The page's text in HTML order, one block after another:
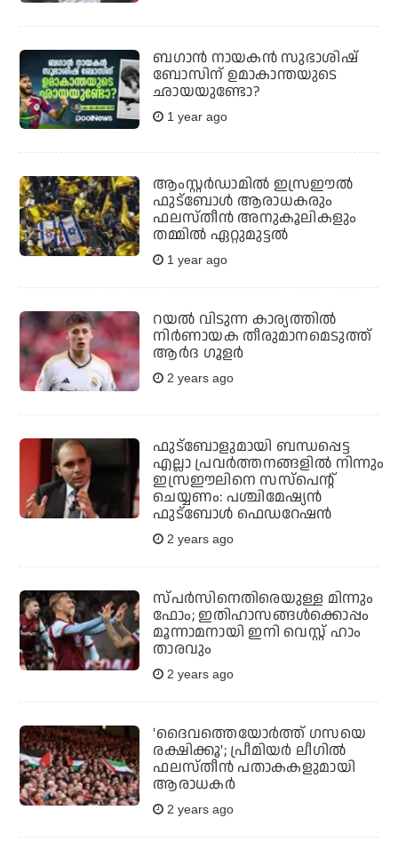
ബഗാന്‍ നായകന്‍ സുഭാശിഷ്
ബോസിന് ഉമാകാന്തയുടെ
ഛായയുണ്ടോ?
1 year ago
ആംസ്റ്റര്‍ഡാമില്‍ ഇസ്രഈല്‍
ഫുട്‌ബോള്‍ ആരാധകരും
ഫലസ്തീന്‍ അനുകൂലികളും
തമ്മില്‍ ഏറ്റുമുട്ടല്‍
1 year ago
റയല്‍ വിടുന്ന കാര്യത്തില്‍
നിര്‍ണായക തീരുമാനമെടുത്ത്
ആര്‍ദ ഗൂളര്‍
2 years ago
ഫുട്‌ബോളുമായി ബന്ധപ്പെട്ട
എല്ലാ പ്രവര്‍ത്തനങ്ങളില്‍ നിന്നും
ഇസ്രഈലിനെ സസ്പെന്റ്
ചെയ്യണം: പശ്ചിമേഷ്യന്‍
ഫുട്‌ബോള്‍ ഫെഡറേഷന്‍
2 years ago
സ്പര്‍സിനെതിരെയുള്ള മിന്നും
ഫോം; ഇതിഹാസങ്ങള്‍ക്കൊപ്പം
മൂന്നാമനായി ഇനി വെസ്റ്റ് ഹാം
താരവും
2 years ago
'ദൈവത്തെയോർത്ത് ഗസയെ
രക്ഷിക്കൂ'; പ്രീമിയർ ലീഗിൽ
ഫലസ്തീൻ പതാകകളുമായി
ആരാധകർ
2 years ago